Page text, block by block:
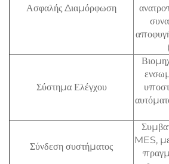
Ασφαλής Διαμόρφωση
Σύστημα Ελέγχου
Σύνδεση συστήματος
MES,